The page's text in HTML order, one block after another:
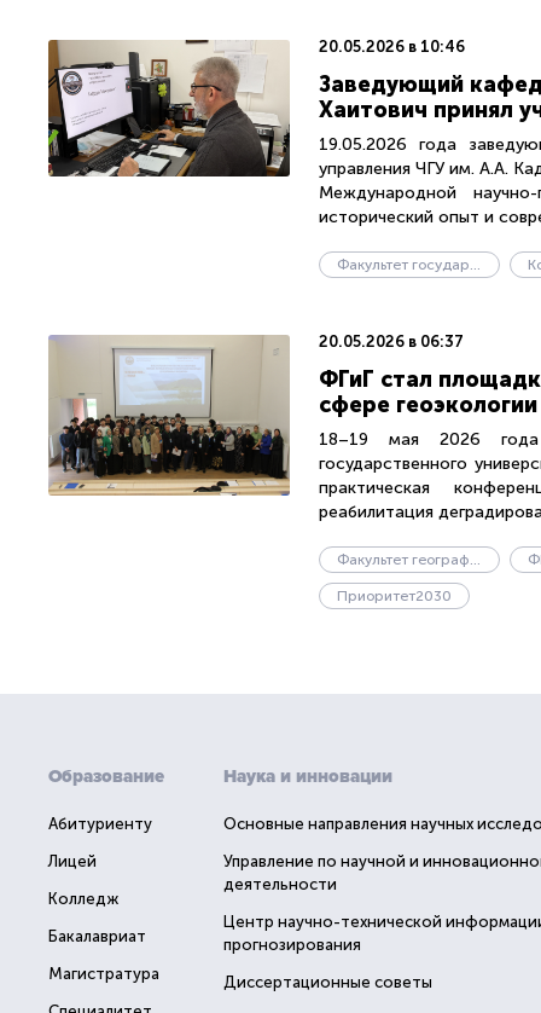
20.05.2026 в 10:46
Заведующий
Хаитович принял
19.05.2026 года
управления ЧГУ им. А.А.
Международной
исторический опыт и
Факультет государственного управления
20.05.2026 в 06:37
ФГиГ стал
сфере геоэкологии
18–19 мая 2026 года
государственного
практическая
реабилитация
Факультет географии и геоэкологии
Приоритет2030
Образование
Абитуриенту
Лицей
Колледж
Бакалавриат
Магистратура
Наука и инновации
Основные направления научных
Управление по научной и
деятельности
Центр научно-технической
прогнозирования
Диссертационные советы